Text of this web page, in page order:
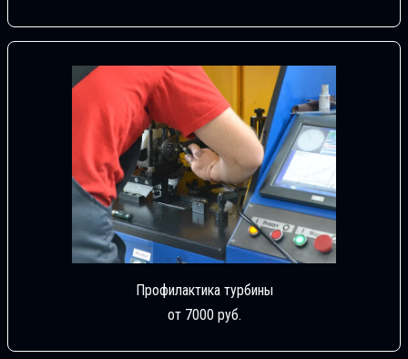
Профилактика турбины
от 7000 руб.